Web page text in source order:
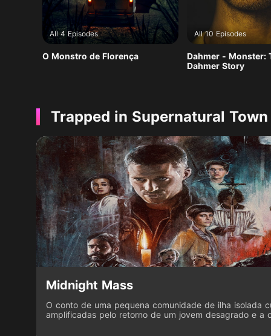
All 4 Episodes
O Monstro de Florença
All 10 Episodes
Dahmer - Monster:
Dahmer Story
Trapped in Supernatural Town
Midnight Mass
O conto de uma pequena comunidade de ilha isolada
amplificadas pelo retorno de um jovem desagrado e a